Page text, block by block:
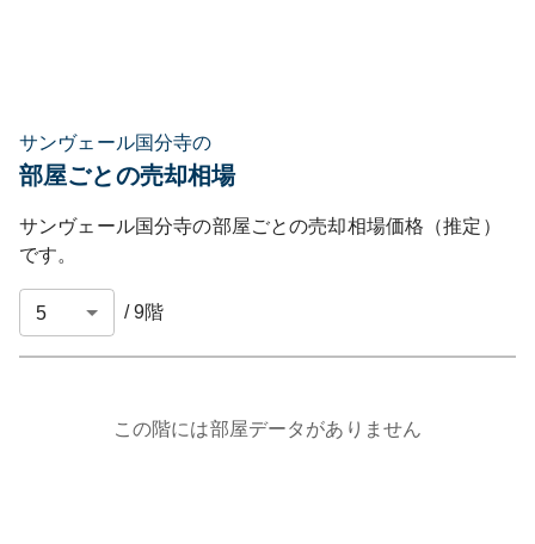
サンヴェール国分寺の
部屋ごとの売却相場
サンヴェール国分寺の部屋ごとの売却相場価格（推定）
です。
/9階
この階には部屋データがありません